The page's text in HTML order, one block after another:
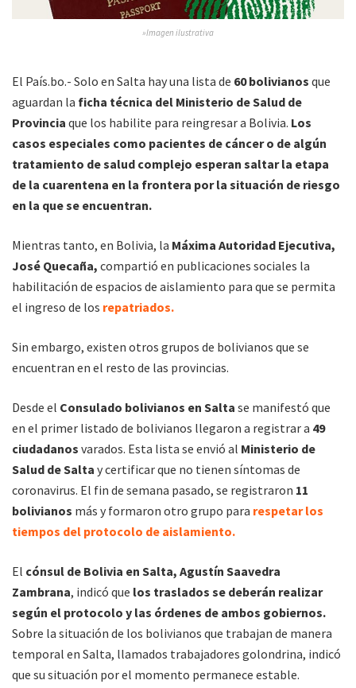
»Imagen ilustrativa
El País.bo.- Solo en Salta hay una lista de 60 bolivianos que
aguardan la ficha técnica del Ministerio de Salud de
Provincia que los habilite para reingresar a Bolivia. Los
casos especiales como pacientes de cáncer o de algún
tratamiento de salud complejo esperan saltar la etapa
de la cuarentena en la frontera por la situación de riesgo
en la que se encuentran.
Mientras tanto, en Bolivia, la Máxima Autoridad Ejecutiva,
José Quecaña, compartió en publicaciones sociales la
habilitación de espacios de aislamiento para que se permita
el ingreso de los repatriados.
Sin embargo, existen otros grupos de bolivianos que se
encuentran en el resto de las provincias.
Desde el Consulado bolivianos en Salta se manifestó que
en el primer listado de bolivianos llegaron a registrar a 49
ciudadanos varados. Esta lista se envió al Ministerio de
Salud de Salta y certificar que no tienen síntomas de
coronavirus. El fin de semana pasado, se registraron 11
bolivianos más y formaron otro grupo para respetar los
tiempos del protocolo de aislamiento.
El cónsul de Bolivia en Salta, Agustín Saavedra
Zambrana, indicó que los traslados se deberán realizar
según el protocolo y las órdenes de ambos gobiernos.
Sobre la situación de los bolivianos que trabajan de manera
temporal en Salta, llamados trabajadores golondrina, indicó
que su situación por el momento permanece estable.